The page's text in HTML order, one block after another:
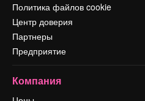
Политика файлов cookie
Центр доверия
Партнеры
Предприятие
Компания